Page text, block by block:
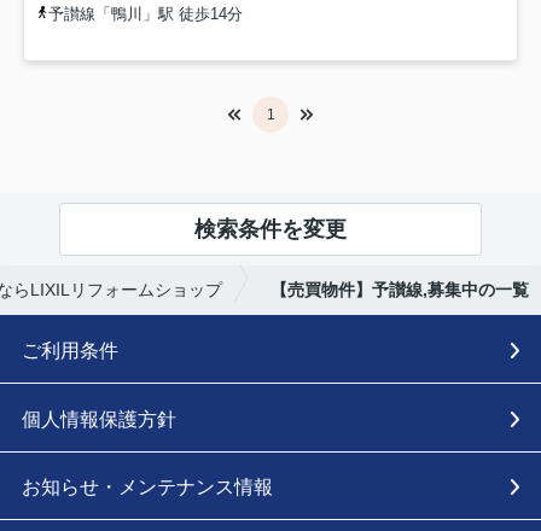
予讃線「鴨川」駅 徒歩14分
1
検索条件を変更
らLIXILリフォームショップ 【売買物件】予讃線,募集中の一覧
ご利用条件
個人情報保護方針
お知らせ・メンテナンス情報